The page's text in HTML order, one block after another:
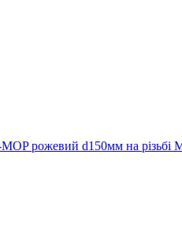
рожевий d150мм на різьбі